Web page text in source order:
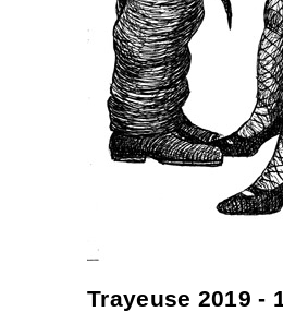
Trayeuse 2019 -